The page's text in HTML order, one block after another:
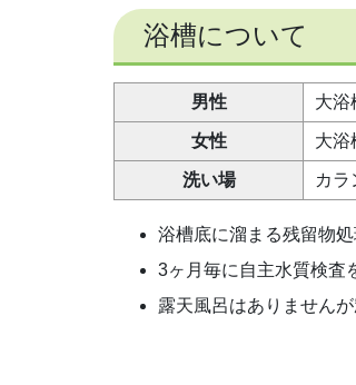
浴槽について
男性 大
女性 大
洗い場 カ
浴槽底に溜まる残留物
3ヶ月毎に自主水質検査
露天風呂はありません